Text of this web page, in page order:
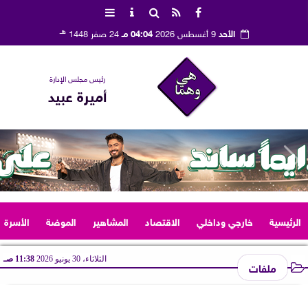
الأحد9 أغسطس 2026 04:04 مـ 24 صفر 1448 هـ
رئيس مجلس الإدارة
أميرة عبيد
الرئيسية خارجي وداخلي الاقتصاد المشاهير الموضة الأسرة
ملفات الثلاثاء، 30 يونيو 2026 11:38 صـ